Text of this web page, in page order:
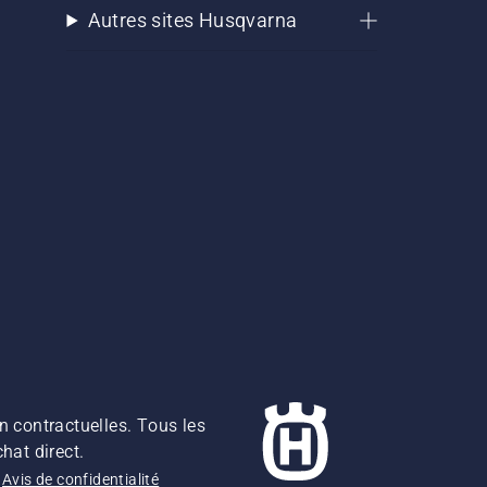
Autres sites Husqvarna
contractuelles. Tous les
direct.
Avis de confidentialité